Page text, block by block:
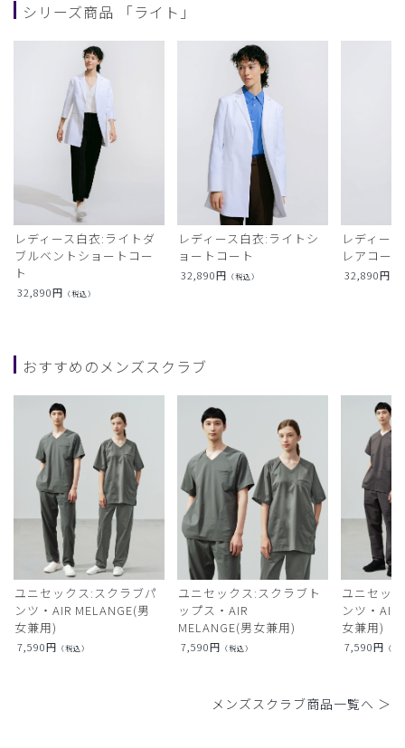
シリーズ商品 「ライト」
レディース白衣:ライトダ
ブルベントショートコー
ト
32,890円 （税込）
レディース白衣:ライトシ
ョートコート
32,890円 （税込）
レディー
レアコート
32,890円
おすすめのメンズスクラブ
ユニセックス:スクラブパ
ンツ・AIR MELANGE(男
女兼用)
7,590円 （税込）
ユニセックス:スクラブト
ップス・AIR
MELANGE(男女兼用)
7,590円 （税込）
ユニセッ
ンツ・AIR
女兼用)
7,590円 （税
メンズスクラブ商品一覧へ ＞